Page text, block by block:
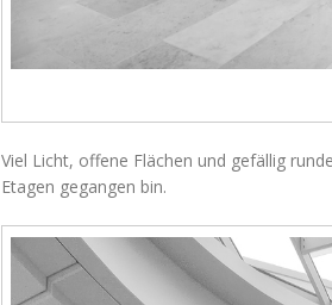
Viel Licht, offene Flächen und gefällig
Etagen gegangen bin.